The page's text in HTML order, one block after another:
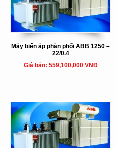
Máy biến áp phân phối ABB 1250 –
22/0.4
Giá bán: 559,100,000 VNĐ